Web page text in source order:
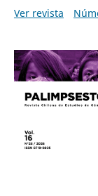
Ver revista